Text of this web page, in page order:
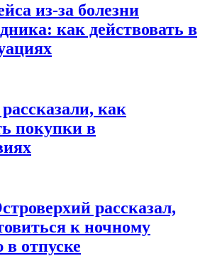
из-за болезни
как действовать в
как
покупки в
рассказал,
к ночному
отпуске